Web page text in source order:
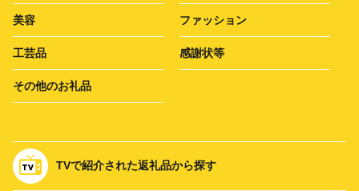
美容 ファッション
工芸品 感謝状等
その他のお礼品
TVで紹介された返礼品から探す